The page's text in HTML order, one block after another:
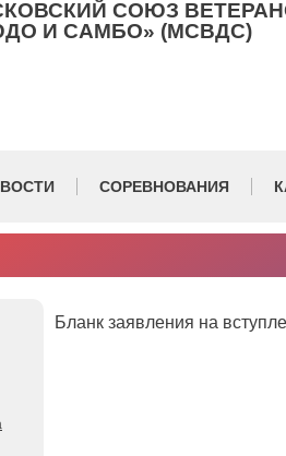
СОЮЗ
И САМБО» (МСВДС)
СОРЕВНОВАНИЯ
Бланк заявления на